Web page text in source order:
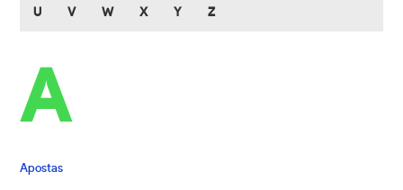
U V W X Y Z
A
Apostas